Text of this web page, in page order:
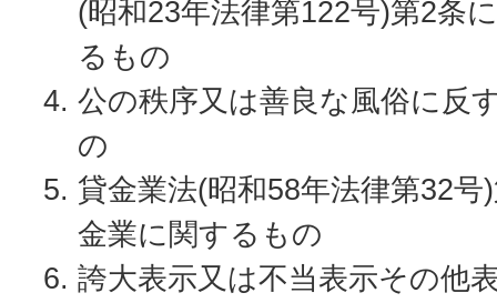
(昭和23年法律第122号)第2条
るもの
公の秩序又は善良な風俗に反
の
貸金業法(昭和58年法律第32
金業に関するもの
誇大表示又は不当表示その他